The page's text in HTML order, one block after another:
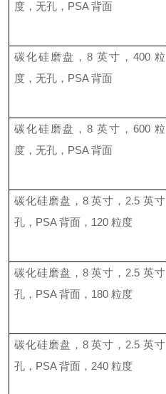
度，无孔， PSA背面
碳化硅磨盘， 8 英寸， 400 粒
度，无孔， PSA背面
碳化硅磨盘， 8 英寸， 600 粒
度，无孔， PSA背面
碳化硅磨盘， 8英寸， 2.5英寸
孔， PSA背面， 120 粒度
碳化硅磨盘， 8英寸， 2.5英寸
孔， PSA背面， 180 粒度
碳化硅磨盘， 8英寸， 2.5英寸
孔， PSA背面， 240 粒度